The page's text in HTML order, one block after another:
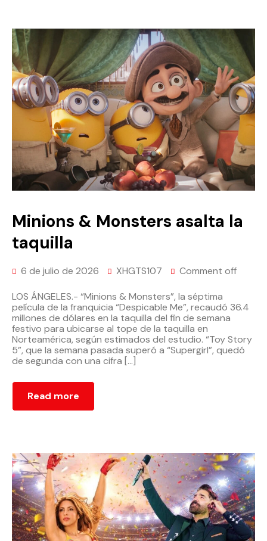
Minions & Monsters asalta la
taquilla
6 de julio de 2026 XHGTS107 Comment off
LOS ÁNGELES.- “Minions & Monsters”, la séptima
película de la franquicia “Despicable Me”, recaudó 36.4
millones de dólares en la taquilla del fin de semana
festivo para ubicarse al tope de la taquilla en
Norteamérica, según estimados del estudio. “Toy Story
5”, que la semana pasada superó a “Supergirl”, quedó
de segunda con una cifra […]
Read more